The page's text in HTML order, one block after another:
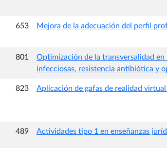
653 Mejora de la adecuación del perfil
801
Optimización de la transversalidad
infecciosas, resistencia antibiótica y
823 Aplicación de gafas de realidad
489 Actividades tipo 1 en enseñanzas